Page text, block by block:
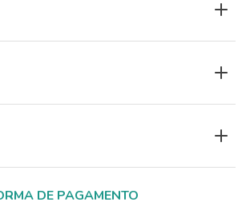
DE PAGAMENTO